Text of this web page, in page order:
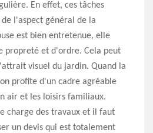
En effet, ces tâches
l'aspect général de la
est bien entretenue, elle
propreté et d'ordre. Cela peut
visuel du jardin. Quand la
profite d'un cadre agréable
air et les loisirs familiaux.
charge des travaux et il faut
un devis qui est totalement